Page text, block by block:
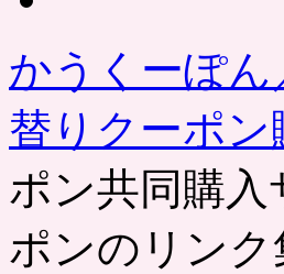
かうくーぽ
替りクーポ
ポン共同購
ポンのリン